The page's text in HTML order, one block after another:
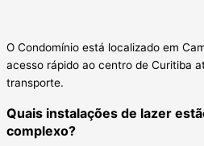
O Condomínio está localizado em
acesso rápido ao centro de Curitiba
transporte.
Quais instalações de lazer
complexo?